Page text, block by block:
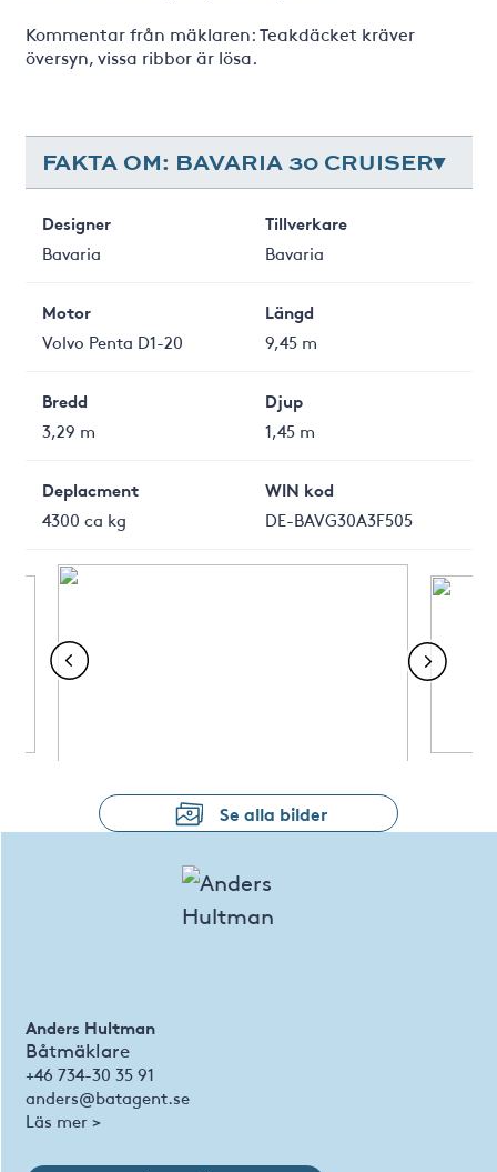
Kommentar från mäklaren: Teakdäcket kräver
översyn, vissa ribbor är lösa.
FAKTA OM: BAVARIA 30 CRUISER
Designer
Bavaria
Tillverkare
Bavaria
Motor
Volvo Penta D1-20
Längd
9,45 m
Bredd
3,29 m
Djup
1,45 m
Deplacment
4300 ca kg
WIN kod
DE-BAVG30A3F505
Se alla bilder
Anders Hultman
Båtmäklare
+46 734-30 35 91
anders@batagent.se
Läs mer >